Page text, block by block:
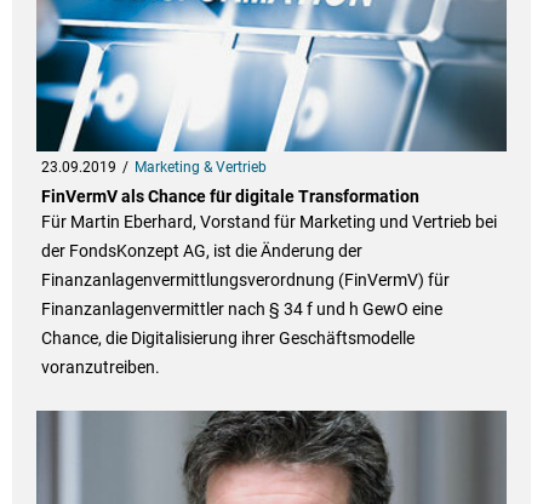
23.09.2019 Marketing & Vertrieb
FinVermV als Chance für digitale Transformation
Für Martin Eberhard, Vorstand für Marketing und Vertrieb bei
der FondsKonzept AG, ist die Änderung der
Finanzanlagenvermittlungsverordnung (FinVermV) für
Finanzanlagenvermittler nach § 34 f und h GewO eine
Chance, die Digitalisierung ihrer Geschäftsmodelle
voranzutreiben.